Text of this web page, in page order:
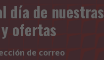
día de nuestras
ofertas
de correo